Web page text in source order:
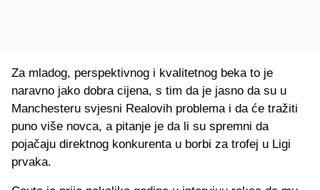
Za mladog, perspektivnog i kvalitetnog beka to je
naravno jako dobra cijena, s tim da je jasno da su u
Manchesteru svjesni Realovih problema i da će tražiti
puno više novca, a pitanje je da li su spremni da
pojačaju direktnog konkurenta u borbi za trofej u Ligi
prvaka.